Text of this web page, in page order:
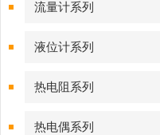
流量计系列
液位计系列
热电阻系列
热电偶系列